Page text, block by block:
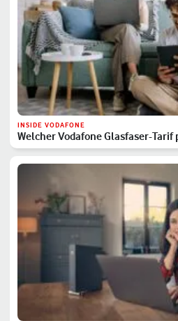
INSIDE VODAFONE
Welcher Vodafone Glasfaser-Tarif